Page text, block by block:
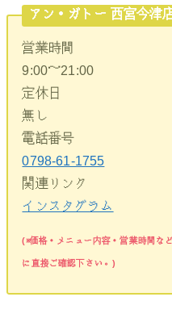
アン・ガトー 西宮今津
営業時間
9:00～21:00
定休日
無し
電話番号
0798-61-1755
関連リンク
インスタグラム
(※価格・メニュー内容・営業時間な
に直接ご確認下さい。)